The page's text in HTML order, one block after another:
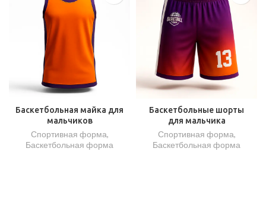
Баскетбольная майка для
мальчиков
Спортивная форма,
Баскетбольная форма
Баскетбольные шорты
для мальчика
Спортивная форма,
Баскетбольная форма